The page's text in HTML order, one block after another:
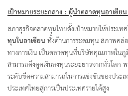
เป้าหมายระยะกลาง : ผู้นำตลาดทุนอาเซี
สภาธุรกิจตลาดทุนไทยตั้งเป้าหมายให้ประเท
ทุนในอาเซียนทั้งด้านการระดมทุน สภาพคล่
ทางการเงิน เป็นตลาดทุนที่บริษัทคุณภาพในภู
สามารถดึงดูดเงินลงทุนระยะยาวจากทั่วโลก
ระดับขีดความสามารถในการแข่งขันของปร
ประเทศไทยสู่การเป็นประเทศรายได้สูง